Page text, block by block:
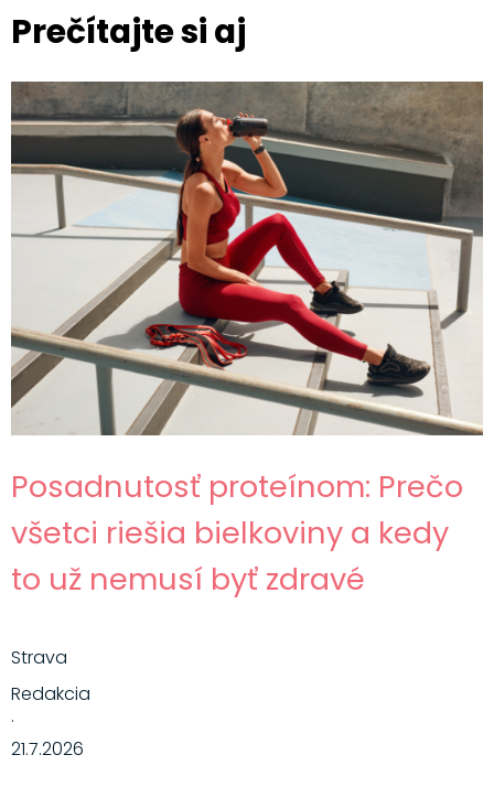
Prečítajte si aj
Posadnutosť proteínom: Prečo
všetci riešia bielkoviny a kedy
to už nemusí byť zdravé
Strava
Redakcia
·
21.7.2026